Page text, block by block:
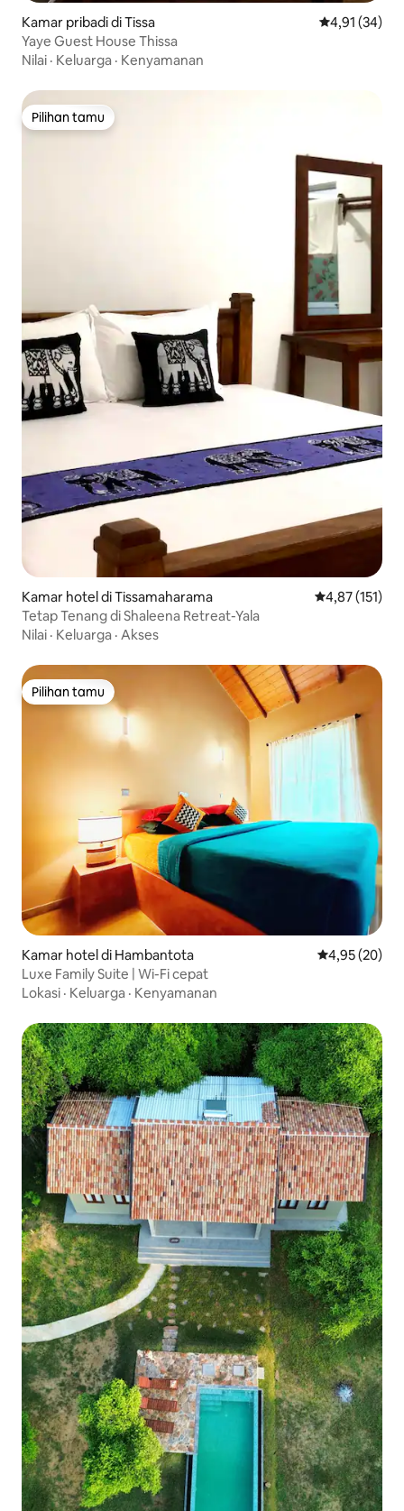
Kamar pribadi di Tissa Nilai rata-rata
4,91 (34)
Yaye Guest House Thissa
Nilai · Keluarga · Kenyamanan
Pilihan tamu
Pilihan tamu
Kamar hotel di Tissamaharama Nilai rata-rata
4,87 (151)
Tetap Tenang di Shaleena Retreat-Yala
Nilai · Keluarga · Akses
Pilihan tamu
Pilihan tamu
Kamar hotel di Hambantota Nilai rata-rata
4,95 (20)
Luxe Family Suite | Wi-Fi cepat
Lokasi · Keluarga · Kenyamanan